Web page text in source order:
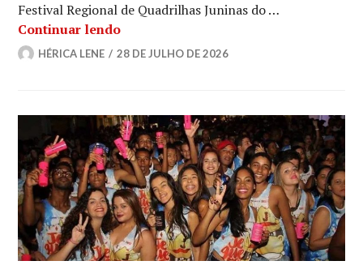
Festival Regional de Quadrilhas Juninas do …
Continuar lendoQuando o grão vira festa: como a
HÉRICA LENE 28 DE JULHO DE 2026